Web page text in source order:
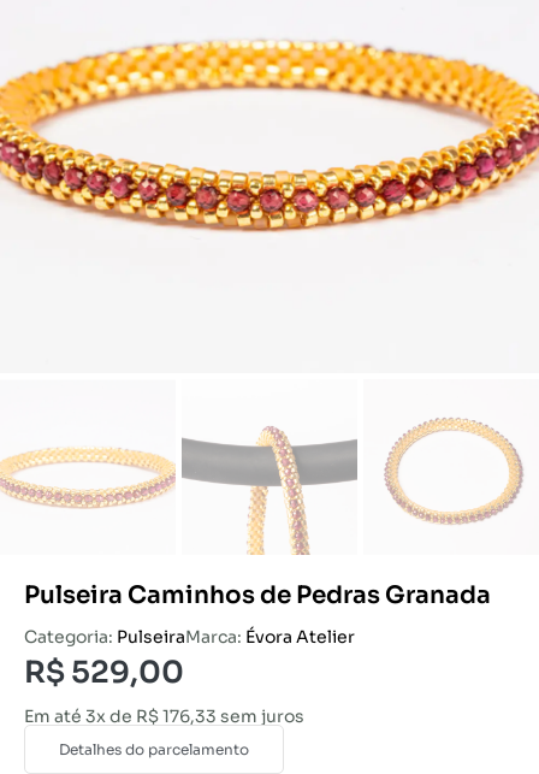
Pulseira Caminhos de Pedras Granada
Categoria: PulseiraMarca: Évora Atelier
R$529,00
Em até 3x de R$176,33 sem juros
Detalhes do parcelamento